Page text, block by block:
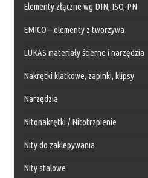
Elementy złączne wg DIN, ISO, PN
EMICO – elementy z tworzywa
LUKAS materiały ścierne i narzędzia
Nakrętki klatkowe, zapinki, klipsy
Narzędzia
Nitonakrętki / Nitotrzpienie
Nity do zaklepywania
Nity stalowe